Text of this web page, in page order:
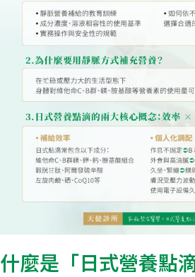
什麼是「日式營養點